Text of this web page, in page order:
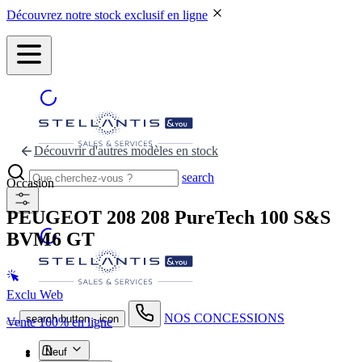
Découvrez notre stock exclusif en ligne
search
search button - icon NOS CONCESSIONS
Neuf
Découvrir d'autres modèles en stock
Occasion
PEUGEOT 208 208 PureTech 100 S&S
BVM6 GT
Exclu Web
Vente 100% en ligne